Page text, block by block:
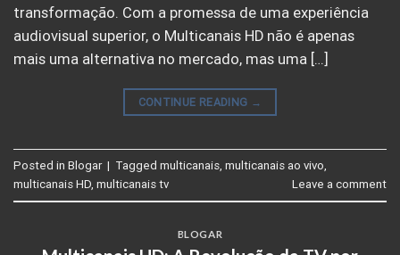
transformação. Com a promessa de uma experiência
audiovisual superior, o Multicanais HD não é apenas
mais uma alternativa no mercado, mas uma […]
CONTINUE READING →
Posted in Blogar | Tagged multicanais multicanais ao vivo
multicanais HD multicanais tv Leave a comment
BLOGAR